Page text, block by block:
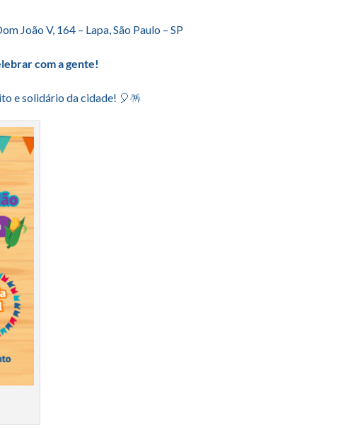
João V, 164 – Lapa, São Paulo – SP
com a gente!
e solidário da cidade! 🎈🪅